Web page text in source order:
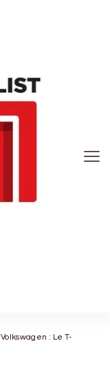
Volkswagen : Le T-